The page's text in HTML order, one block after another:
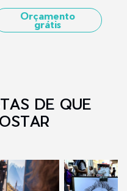
Orçamento
grátis
DE QUE